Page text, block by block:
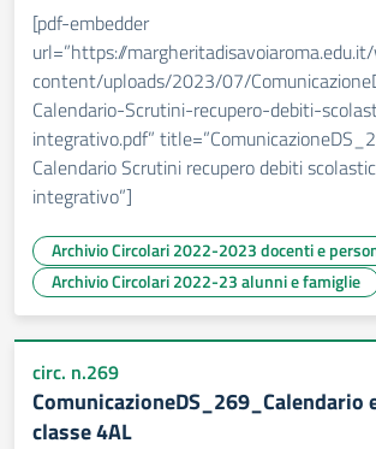
[pdf-embedder
url=”https://
content/uploads/2023/07/
Calendario-Scrutini-recupero-debiti-
integrativo.pdf”
Calendario Scrutini recupero debiti
integrativo”]
Archivio Circolari 2022-2023 docenti e
Archivio Circolari 2022-23 alunni e famiglie
circ. n.269
ComunicazioneDS_269_Calendario
classe 4AL